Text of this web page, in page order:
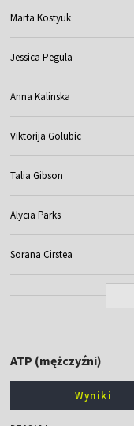
Marta Kostyuk
Jessica Pegula
Anna Kalinska
Viktorija Golubic
Talia Gibson
Alycia Parks
Sorana Cirstea
ATP (mężczyźni)
Wyniki